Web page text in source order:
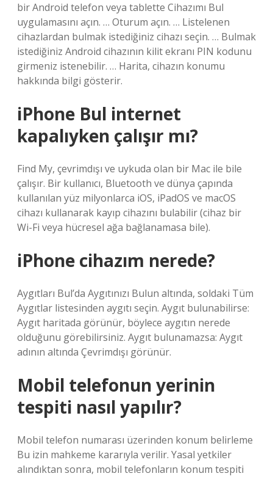
bir Android telefon veya tablette Cihazımı Bul
uygulamasını açın. … Oturum açın. … Listelenen
cihazlardan bulmak istediğiniz cihazı seçin. … Bulmak
istediğiniz Android cihazının kilit ekranı PIN kodunu
girmeniz istenebilir. … Harita, cihazın konumu
hakkında bilgi gösterir.
iPhone Bul internet
kapalıyken çalışır mı?
Find My, çevrimdışı ve uykuda olan bir Mac ile bile
çalışır. Bir kullanıcı, Bluetooth ve dünya çapında
kullanılan yüz milyonlarca iOS, iPadOS ve macOS
cihazı kullanarak kayıp cihazını bulabilir (cihaz bir
Wi-Fi veya hücresel ağa bağlanamasa bile).
iPhone cihazım nerede?
Aygıtları Bul’da Aygıtınızı Bulun altında, soldaki Tüm
Aygıtlar listesinden aygıtı seçin. Aygıt bulunabilirse:
Aygıt haritada görünür, böylece aygıtın nerede
olduğunu görebilirsiniz. Aygıt bulunamazsa: Aygıt
adının altında Çevrimdışı görünür.
Mobil telefonun yerinin
tespiti nasıl yapılır?
Mobil telefon numarası üzerinden konum belirleme
Bu izin mahkeme kararıyla verilir. Yasal yetkiler
alındıktan sonra, mobil telefonların konum tespiti